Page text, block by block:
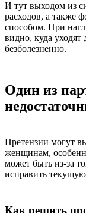
И тут выходом из
расходов, а также
способом. При
видно, куда
безболезненно.
Один из
Претензии могут
женщинам,
может быть из-за
исправить
Как решить